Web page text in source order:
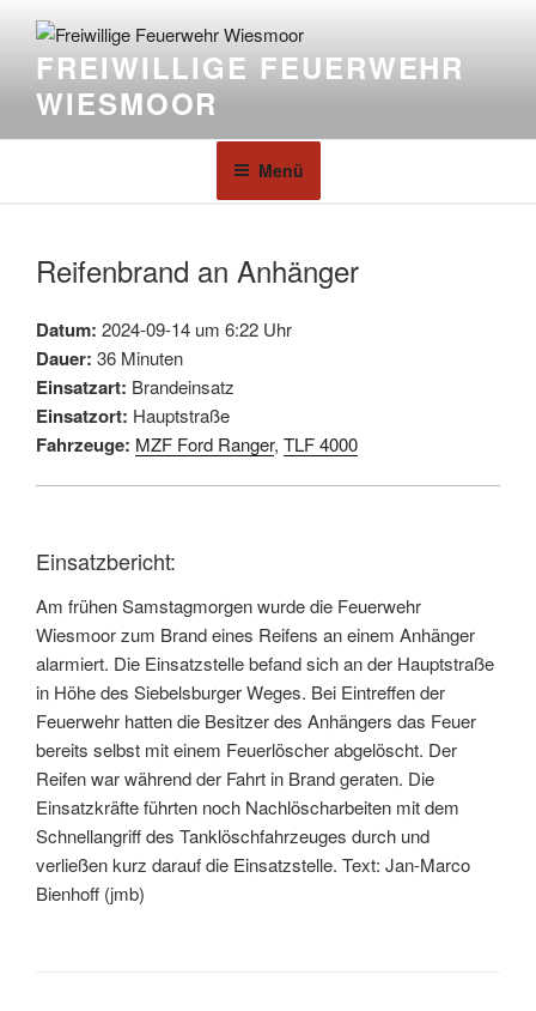
FREIWILLIGE FEUERWEHR
WIESMOOR
Menü
Reifenbrand an Anhänger
Datum: 2024-09-14 um 6:22 Uhr
Dauer: 36 Minuten
Einsatzart: Brandeinsatz
Einsatzort: Hauptstraße
Fahrzeuge: MZF Ford Ranger, TLF 4000
Einsatzbericht:
Am frühen Samstagmorgen wurde die Feuerwehr
Wiesmoor zum Brand eines Reifens an einem Anhänger
alarmiert. Die Einsatzstelle befand sich an der Hauptstraße
in Höhe des Siebelsburger Weges. Bei Eintreffen der
Feuerwehr hatten die Besitzer des Anhängers das Feuer
bereits selbst mit einem Feuerlöscher abgelöscht. Der
Reifen war während der Fahrt in Brand geraten. Die
Einsatzkräfte führten noch Nachlöscharbeiten mit dem
Schnellangriff des Tanklöschfahrzeuges durch und
verließen kurz darauf die Einsatzstelle. Text: Jan-Marco
Bienhoff (jmb)